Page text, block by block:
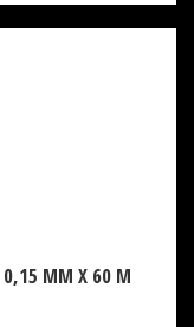
0,15 MM X 60 M